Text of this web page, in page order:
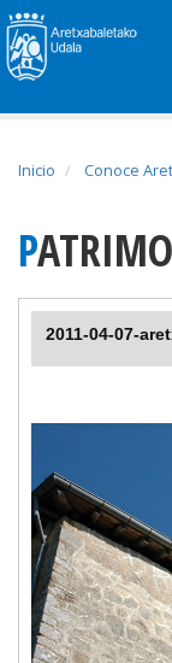
Inicio Conoce
2011-04-07-